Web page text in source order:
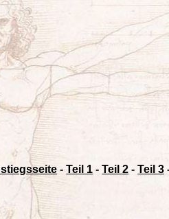
-Teil 1 -Teil 2 -Teil 3